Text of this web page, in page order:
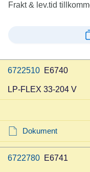
Frakt & lev.tid
6722510 E6740
LP-FLEX 33-204 V
Dokument
6722780 E6741